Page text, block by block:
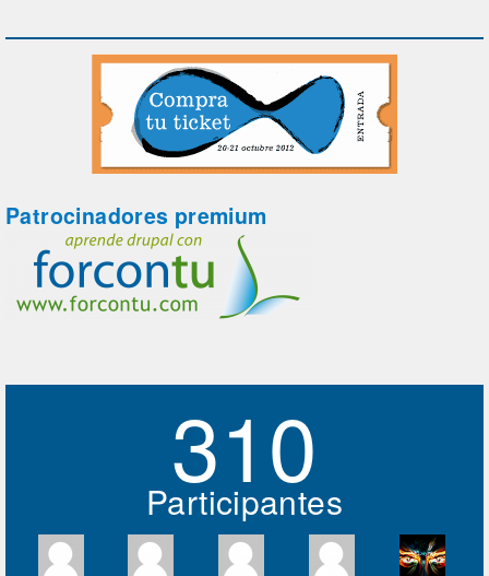
Patrocinadores premium
310
Participantes